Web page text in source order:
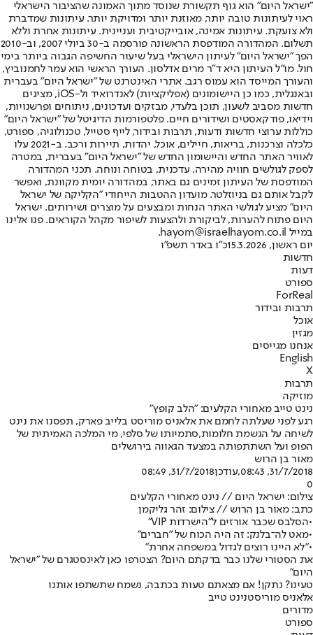
"ישראל היום" הוא גוף תקשורת שנוסד מתוך האמונה שהציבור הישראלי
ראוי לעיתונות טובה יותר, מאוזנת יותר ומדויקת יותר. עיתונות שמדברת
ולא צועקת. עיתונות אמינה, אובייקטיבית ועניינית. עיתונות אחרת וללא
תשלום. המהדורה המודפסת הראשונה פורסמה ב-30 ביולי 2007, וב-2010
הפך "ישראל היום" לעיתון הישראלי בעל שיעור החשיפה הגבוה ביותר בימי
חול. מו"ל העיתון היא ד"ר מרים אדלסון. העורך הראשי הוא עמר לחמנוביץ,
והעורך המייסד הוא עמוס רגב. אתרי האינטרנט של "ישראל היום" בעברית
ובאנגלית, כמו כן היישומונים (אפליקציות) לאנדרואיד ול-iOS, מציגים
חדשות מסביב לשעון, תוכן בלעדי, מבזקים ועדכונים, ניתוחים ופרשנויות,
וידיאו, פודקאסטים ושידורים חיים. פלטפורמות הדיגיטל של "ישראל היום"
כוללות ערוצי חדשות ודעות, תרבות ובידור, לייף סטייל, טכנולוגיה, ספורט,
כלכלה וצרכנות, בריאות, חיילים, אוכל, יהדות, תיירות ורכב. ב-2021 עלו
לאוויר האתר החדש והיישומון החדש של "ישראל היום" בעברית, במטרה
לספק לגולשים חוויה מהירה, עדכנית, בטוחה ונוחה. תכני המהדורה
המודפסת של העיתון זמינים גם באתר, במהדורה יומית מקוונת, ואפשר
לקבל אותם גם בניוזלטר. מועדון ההטבות הייחודי "הקליקה של ישראל
היום" מציע לגולשי האתר הנחות ומבצעים על מוצרים ושירותים. ישראל
היום פתוח להערות, לביקורת ולהצעות לשיפור מקהל הקוראים. פנו אלינו
במייל hayom@israelhayom.co.il.
יום ראשון, 15.3.2026
כ"ו באדר תשפ"ו
חדשות
דעות
ספורט
ForReal
תרבות ובידור
אוכל
מגזין
אנחנו מגייסים
English
X
תרבות
מוזיקה
נינט טייב מאחורי הקלעים: "הלב קופץ"
רגע לפני שעלתה לחמם את אלאניס מוריסט בלייב פארק, תפסנו את נינט
לשיחה על הגשמת חלומות,סתמיותו של סלפי, מי המלכה האמיתית של
הפופ ועל השתתפותה במצעד הגאווה בירושלים
מאור בן הרוש
31/7/2018, 08:43
,עודכן31/7/2018, 08:49
0
צילום: ישראל היום // נינט מאחורי הקלעים
כתב: מאור בן הרוש // צילום: זהר גליקמן
•הסלבס שכבר אורזים ל"הישרדות VIP"
•מאט לה־בלנק: זה היה הכוח של "חברים"
•"לא היינו רוצים לגדול במשפחה אחרת"
את הסטורי שלנו כבר בדקתם היום? הצטרפו כאן לאינסטגרם של "ישראל
היום"
טעינו? נתקן! אם מצאתם טעות בכתבה, נשמח שתשתפו אותנו
אלאניס מוריסטנינט טייב
מדורים
ספורט